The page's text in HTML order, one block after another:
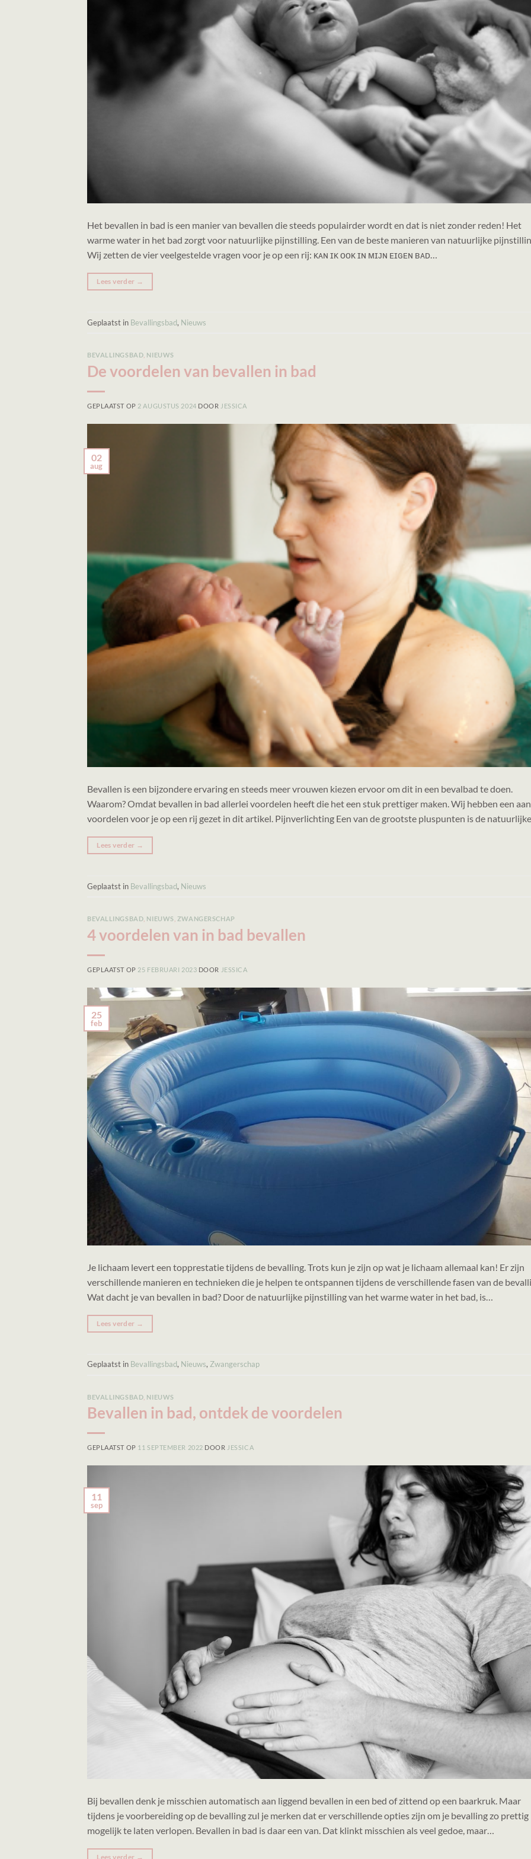
Het bevallen in bad is een manier van bevallen die steeds populairder wordt en dat is niet zonder reden! Het
warme water in het bad zorgt voor natuurlijke pijnstilling. Een van de beste manieren van natuurlijke
Wij zetten de vier veelgestelde vragen voor je op een rij: ᴋᴀɴ ɪᴋ ᴏᴏᴋ ɪɴ ᴍɪᴊɴ ᴇɪɢᴇɴ ʙᴀᴅ…
Lees verder →
Geplaatst in Bevallingsbad, Nieuws
BEVALLINGSBAD NIEUWS
De voordelen van bevallen in bad
GEPLAATST OP 2 AUGUSTUS 2024 DOOR JESSICA
02
aug
Bevallen is een bijzondere ervaring en steeds meer vrouwen kiezen ervoor om dit in een bevalbad te doen.
Waarom? Omdat bevallen in bad allerlei voordelen heeft die het een stuk prettiger maken. Wij hebben een
voordelen voor je op een rij gezet in dit artikel. Pijnverlichting Een van de grootste pluspunten is de
Lees verder →
Geplaatst in Bevallingsbad, Nieuws
BEVALLINGSBAD NIEUWS ZWANGERSCHAP
4 voordelen van in bad bevallen
GEPLAATST OP 25 FEBRUARI 2023 DOOR JESSICA
25
feb
Je lichaam levert een topprestatie tijdens de bevalling. Trots kun je zijn op wat je lichaam allemaal kan! Er zijn
verschillende manieren en technieken die je helpen te ontspannen tijdens de verschillende fasen van de
Wat dacht je van bevallen in bad? Door de natuurlijke pijnstilling van het warme water in het bad, is…
Lees verder →
Geplaatst in Bevallingsbad, Nieuws, Zwangerschap
BEVALLINGSBAD NIEUWS
Bevallen in bad, ontdek de voordelen
GEPLAATST OP 11 SEPTEMBER 2022 DOOR JESSICA
11
sep
Bij bevallen denk je misschien automatisch aan liggend bevallen in een bed of zittend op een baarkruk. Maar
tijdens je voorbereiding op de bevalling zul je merken dat er verschillende opties zijn om je bevalling zo prettig
mogelijk te laten verlopen. Bevallen in bad is daar een van. Dat klinkt misschien als veel gedoe, maar…
Lees verder →